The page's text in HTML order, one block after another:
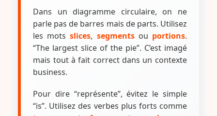
Dans un diagramme circulaire, on ne
parle pas de barres mais de parts. Utilisez
les motsslices, segmentsou portions.
“The largest slice of the pie”. C’est imagé
mais tout à fait correct dans un contexte
business.
Pour dire “représente”, évitez le simple
“is”. Utilisez des verbes plus forts comme